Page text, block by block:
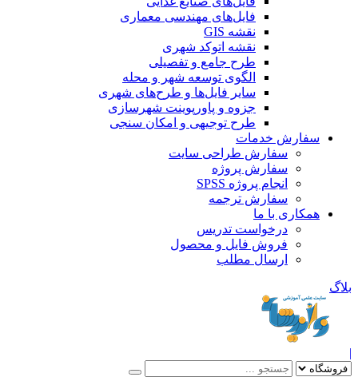
فایل‌های مهندسی معماری
نقشه GIS
نقشه اتوکد شهری
طرح جامع و تفصیلی
الگوی توسعه شهر و محله
سایر فایل‌ها و طرح‌های شهری
جزوه و پاورپوینت شهرسازی
طرح توجیهی و امکان سنجی
سفارش خدمات
سفارش طراحی سایت
سفارش پروژه
انجام پروژه SPSS
سفارش ترجمه
همکاری با ما
درخواست تدریس
فروش فایل و محصول
ارسال مطلب